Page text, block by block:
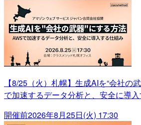
【8/25（火）札幌】生成AIを“会社の
で加速するデータ分析と、安全に導
開催前2026年8月25日(火) 17:30